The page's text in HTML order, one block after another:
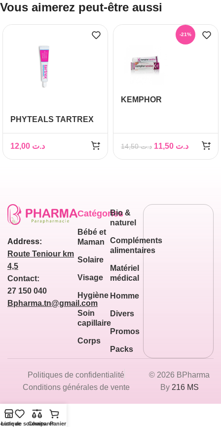
Vous aimerez peut-être aussi
PHYTEALS TARTREX
ET GENCIVES
SENSIBLE AUX
د.ت
-21%
KEMPHOR
د.ت14,50 د.ت
Address:
Route Teniour km
4,5
Contact:
27 150 040
Bpharma.tn@gmail.com
Catégories
Bébé et
Maman
Solaire
Visage
Hygiène
Soin
capillaire
Corps
Bio &
naturel
Compléments
alimentaires
Matériel
médical
Homme
Divers
Promos
Packs
© 2026 BPharma
By 216 MS
Politiques de confidentialité
Conditions générales de vente
Liste de souhaits
ComparerPanier